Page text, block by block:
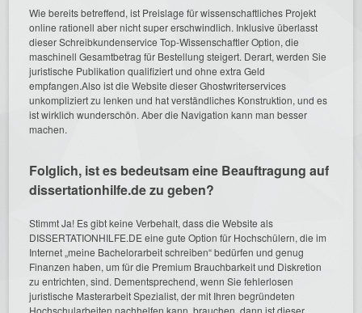
Wie bereits betreffend, ist Preislage für wissenschaftliches Projekt
online rationell aber nicht super erschwindlich. Inklusive überlasst
dieser Schreibkundenservice Top-Wissenschaftler Option, die
maschinell Gesamtbetrag für Bestellung steigert. Derart, werden Sie
juristische Publikation qualifiziert und ohne extra Geld
empfangen.Also ist die Website dieser Ghostwriterservices
unkompliziert zu lenken und hat verständliches Konstruktion, und es
ist wirklich wunderschön. Aber die Navigation kann man besser
machen.
Folglich, ist es bedeutsam eine Beauftragung auf
dissertationhilfe.de zu geben?
Stimmt Ja! Es gibt keine Verbehalt, dass die Website als
DISSERTATIONHILFE.DE eine gute Option für Hochschülern, die im
Internet „meine Bachelorarbeit schreiben“ bedürfen und genug
Finanzen haben, um für die Premium Brauchbarkeit und Diskretion
zu entrichten, sind. Dementsprechend, wenn Sie fehlerlosen
juristische Masterarbeit Spezialist, der mit Ihren begründeten
Hochschularbeiten nachhelfen kann, brauchen, dann ist dieser